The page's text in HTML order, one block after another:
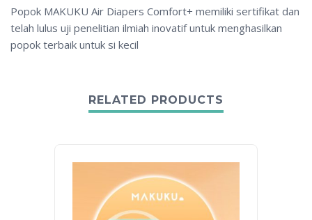
Popok MAKUKU Air Diapers Comfort+ memiliki sertifikat dan
telah lulus uji penelitian ilmiah inovatif untuk menghasilkan
popok terbaik untuk si kecil
RELATED PRODUCTS